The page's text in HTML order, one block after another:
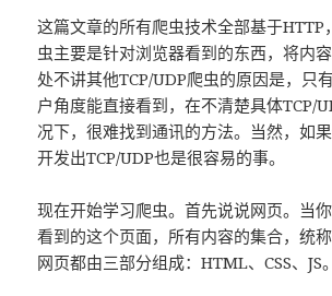
这篇文章的所有爬虫技术全部基于HTTP
虫主要是针对浏览器看到的东西，将内
处不讲其他TCP/UDP爬虫的原因是，只
户角度能直接看到，在不清楚具体TCP/
况下，很难找到通讯的方法。当然，如果
开发出TCP/UDP也是很容易的事。
现在开始学习爬虫。首先说说网页。当你
看到的这个页面，所有内容的集合，统
网页都由三部分组成：HTML、CSS、JS。